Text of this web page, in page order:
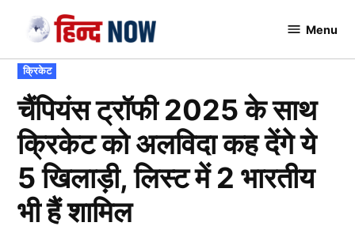
content
Menu
POSTED
IN
क्रिकेट
चैंपियंस ट्रॉफी 2025 के साथ
क्रिकेट को अलविदा कह देंगे ये
5 खिलाड़ी, लिस्ट में 2 भारतीय
भी हैं शामिल